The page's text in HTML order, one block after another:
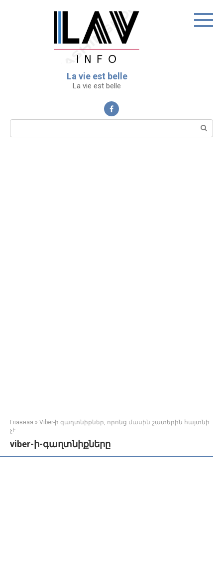
La vie est belle
La vie est belle
Поиск:
Главная » Viber-ի գաղտնիքներ, որոնց մասին շատերին հայտնի
չէ
viber-ի-գաղտնիքները